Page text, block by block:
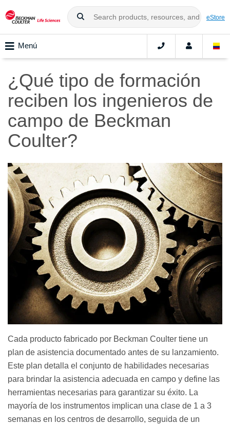
eStore
Menú
¿Qué tipo de formación
reciben los ingenieros de
campo de Beckman
Coulter?
Cada producto fabricado por Beckman Coulter tiene un
plan de asistencia documentado antes de su lanzamiento.
Este plan detalla el conjunto de habilidades necesarias
para brindar la asistencia adecuada en campo y define las
herramientas necesarias para garantizar su éxito. La
mayoría de los instrumentos implican una clase de 1 a 3
semanas en los centros de desarrollo, seguida de un